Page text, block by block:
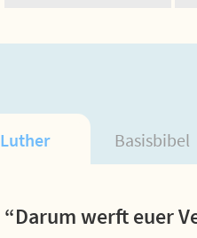
Luther Basisbibel
“Darum werft euer